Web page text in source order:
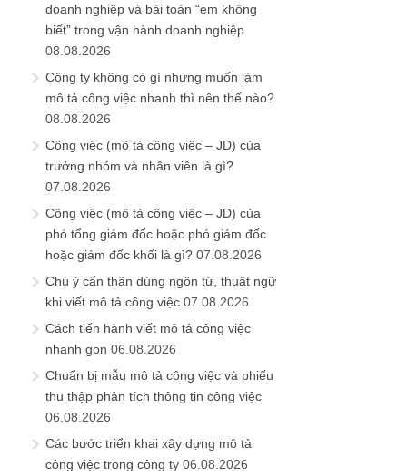
doanh nghiệp và bài toán “em không
biết” trong vận hành doanh nghiệp
08.08.2026
Công ty không có gì nhưng muốn làm
mô tả công việc nhanh thì nên thế nào?
08.08.2026
Công việc (mô tả công việc – JD) của
trưởng nhóm và nhân viên là gì?
07.08.2026
Công việc (mô tả công việc – JD) của
phó tổng giám đốc hoặc phó giám đốc
hoặc giám đốc khối là gì? 07.08.2026
Chú ý cẩn thận dùng ngôn từ, thuật ngữ
khi viết mô tả công việc 07.08.2026
Cách tiến hành viết mô tả công việc
nhanh gọn 06.08.2026
Chuẩn bị mẫu mô tả công việc và phiếu
thu thập phân tích thông tin công việc
06.08.2026
Các bước triển khai xây dựng mô tả
công việc trong công ty 06.08.2026